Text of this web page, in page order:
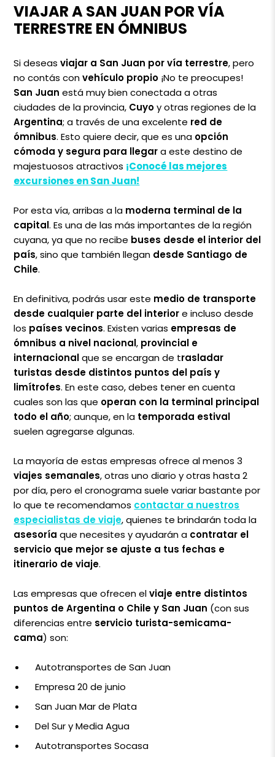
VIAJAR A SAN JUAN POR VÍA
TERRESTRE EN ÓMNIBUS
Si deseasviajar a San Juan por vía terrestre, pero
no contás convehículo propio ¡No te preocupes!
San Juan está muy bien conectada a otras
ciudades de la provincia, Cuyoy otras regiones de la
Argentina; a través de una excelente red de
ómnibus. Esto quiere decir, que es una opción
cómoda y segura para llegara este destino de
majestuosos atractivos ¡Conocé las mejores
excursiones en San Juan!
Por esta vía, arribas a la moderna terminal de la
capital. Es una de las más importantes de la región
cuyana, ya que no recibe buses desde el interior del
país, sino que también llegan desde Santiago de
Chile.
En definitiva, podrás usar este medio de transporte
desde cualquier parte del interiore incluso desde
los países vecinos. Existen varias empresas de
ómnibus a nivel nacional, provincial e
internacionalque se encargan de trasladar
turistas desde distintos puntos del país y
limítrofes. En este caso, debes tener en cuenta
cuales son las que operan con la terminal principal
todo el año; aunque, en la temporada estival
suelen agregarse algunas.
La mayoría de estas empresas ofrece al menos 3
viajes semanales, otras uno diario y otras hasta 2
por día, pero el cronograma suele variar bastante por
lo que te recomendamos contactar a nuestros
especialistas de viaje, quienes te brindarán toda la
asesoría que necesites y ayudarán a contratar el
servicio que mejor se ajuste a tus fechas e
itinerario de viaje.
Las empresas que ofrecen elviaje entre distintos
puntos de Argentina o Chile y San Juan (con sus
diferencias entre servicio turista-semicama-
cama) son:
Autotransportes de San Juan
Empresa 20 de junio
San Juan Mar de Plata
Del Sur y Media Agua
Autotransportes Socasa